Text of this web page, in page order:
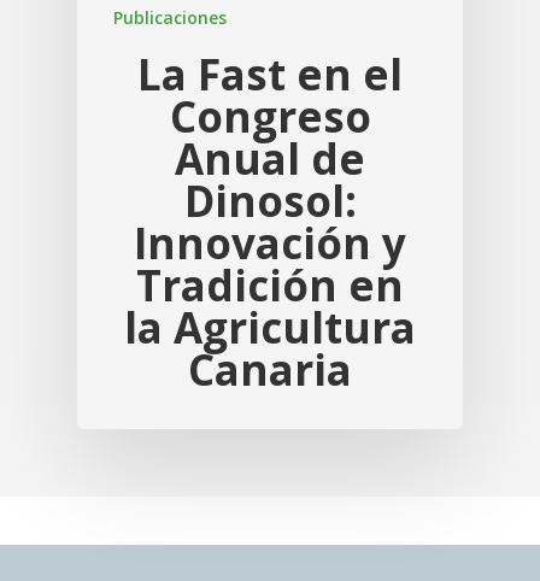
Publicaciones
La Fast en el
Congreso
Anual de
Dinosol:
Innovación y
Tradición en
la Agricultura
Canaria